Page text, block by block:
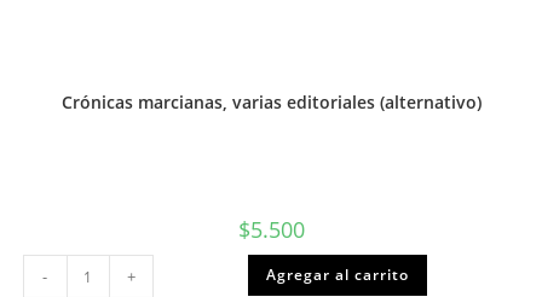
Crónicas marcianas, varias editoriales (alternativo)
$5.500
Crónicas
marcianas,
- + Agregar al carrito